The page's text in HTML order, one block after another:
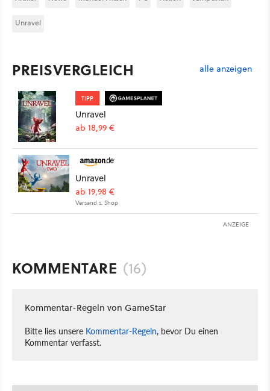
Unravel
PREISVERGLEICH alle anzeigen
TIPP
Unravel
ab 18,99 €
Unravel
ab 19,98 €
Versand s. Shop
ANZEIGE
KOMMENTARE (16)
Kommentar-Regeln von GameStar
Bitte lies unsere Kommentar-Regeln, bevor Du einen
Kommentar verfasst.